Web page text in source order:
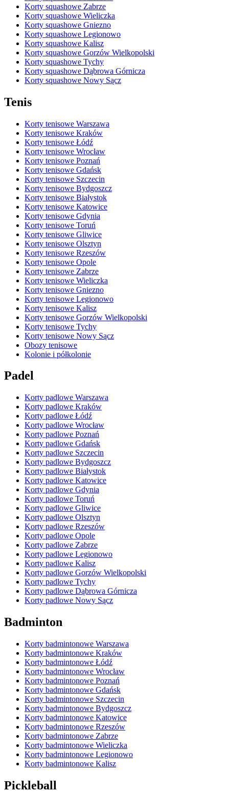
Korty squashowe Zabrze
Korty squashowe Wieliczka
Korty squashowe Gniezno
Korty squashowe Legionowo
Korty squashowe Kalisz
Korty squashowe Gorzów Wielkopolski
Korty squashowe Tychy
Korty squashowe Dąbrowa Górnicza
Korty squashowe Nowy Sącz
Tenis
Korty tenisowe Warszawa
Korty tenisowe Kraków
Korty tenisowe Łódź
Korty tenisowe Wrocław
Korty tenisowe Poznań
Korty tenisowe Gdańsk
Korty tenisowe Szczecin
Korty tenisowe Bydgoszcz
Korty tenisowe Białystok
Korty tenisowe Katowice
Korty tenisowe Gdynia
Korty tenisowe Toruń
Korty tenisowe Gliwice
Korty tenisowe Olsztyn
Korty tenisowe Rzeszów
Korty tenisowe Opole
Korty tenisowe Zabrze
Korty tenisowe Wieliczka
Korty tenisowe Gniezno
Korty tenisowe Legionowo
Korty tenisowe Kalisz
Korty tenisowe Gorzów Wielkopolski
Korty tenisowe Tychy
Korty tenisowe Nowy Sącz
Obozy tenisowe
Kolonie i półkolonie
Padel
Korty padlowe Warszawa
Korty padlowe Kraków
Korty padlowe Łódź
Korty padlowe Wrocław
Korty padlowe Poznań
Korty padlowe Gdańsk
Korty padlowe Szczecin
Korty padlowe Bydgoszcz
Korty padlowe Białystok
Korty padlowe Katowice
Korty padlowe Gdynia
Korty padlowe Toruń
Korty padlowe Gliwice
Korty padlowe Olsztyn
Korty padlowe Rzeszów
Korty padlowe Opole
Korty padlowe Zabrze
Korty padlowe Legionowo
Korty padlowe Kalisz
Korty padlowe Gorzów Wielkopolski
Korty padlowe Tychy
Korty padlowe Dąbrowa Górnicza
Korty padlowe Nowy Sącz
Badminton
Korty badmintonowe Warszawa
Korty badmintonowe Kraków
Korty badmintonowe Łódź
Korty badmintonowe Wrocław
Korty badmintonowe Poznań
Korty badmintonowe Gdańsk
Korty badmintonowe Szczecin
Korty badmintonowe Bydgoszcz
Korty badmintonowe Katowice
Korty badmintonowe Rzeszów
Korty badmintonowe Zabrze
Korty badmintonowe Wieliczka
Korty badmintonowe Legionowo
Korty badmintonowe Kalisz
Pickleball